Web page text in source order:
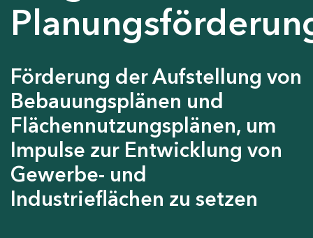
Förderung der Aufstellung von
Bebauungsplänen und
Flächennutzungsplänen, um
Impulse zur Entwicklung von
Gewerbe- und
Industrieflächen zu setzen